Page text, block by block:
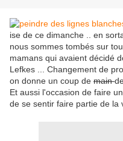
ise de ce dimanche .. en
nous sommes tombés sur
mamans qui avaient décidé
Lefkes ... Changement de
on donne un coup de main
Et aussi l'occasion de faire
de se sentir faire partie de la